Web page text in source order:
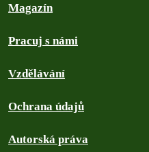
Magazín
Pracuj s námi
Vzdělávání
Ochrana údajů
Autorská práva